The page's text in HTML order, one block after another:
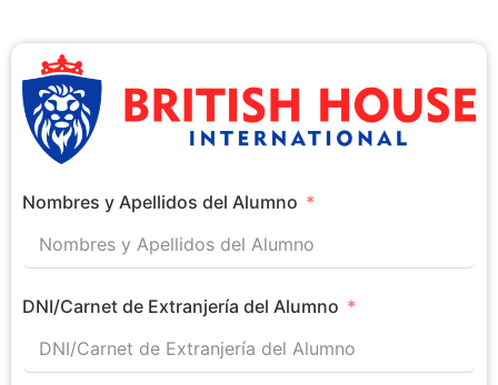
Nombres y Apellidos del Alumno
DNI/Carnet de Extranjería del Alumno